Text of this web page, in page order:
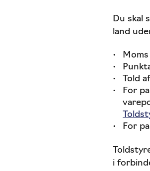
Du skal
land
Told
For
For
i